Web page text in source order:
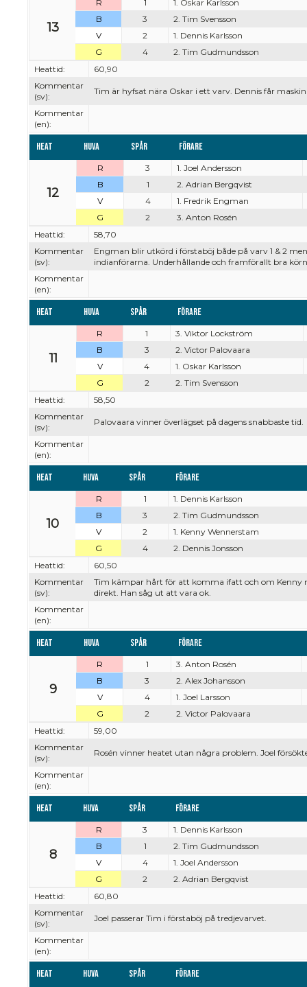
13
R 1
1. Oskar Karlsson
B
3
2. Tim Svensson
V
2
1. Dennis Karlsson
G
4
2. Tim Gudmundsson
Heattid:
60,90
Kommentar
(sv):
Tim är hyfsat nära Oskar i ett varv. Dennis får
Kommentar
(en):
Heat Huva Spår Förare
12
R 3
1. Joel Andersson
B
1
2. Adrian Bergqvist
V
4
1. Fredrik Engman
G
2
3. Anton Rosén
Heattid:
58,70
Kommentar
(sv):
Engman blir utkörd i förstaböj både på varv 1 & 2
indianförarna. Underhållande och framförallt bra
Kommentar
(en):
Heat Huva Spår Förare
11
R 1
3. Viktor Lockström
B
3
2. Victor Palovaara
V
4
1. Oskar Karlsson
G
2
2. Tim Svensson
Heattid:
58,50
Kommentar
(sv):
Palovaara vinner överlägset på dagens snabbaste tid.
Kommentar
(en):
Heat Huva Spår Förare
10
R 1
1. Dennis Karlsson
B
3
2. Tim Gudmundsson
V
2
1. Kenny Wennerstam
G
4
2. Dennis Jonsson
Heattid:
60,50
Kommentar
(sv):
Tim kämpar hårt för att komma ifatt och om Kenny
direkt. Han såg ut att vara ok.
Kommentar
(en):
Heat Huva Spår Förare
9
R 1
3. Anton Rosén
B
3
2. Alex Johansson
V
4
1. Joel Larsson
G
2
2. Victor Palovaara
Heattid:
59,00
Kommentar
(sv):
Rosén vinner heatet utan några problem. Joel
Kommentar
(en):
Heat Huva Spår Förare
8
R 3
1. Dennis Karlsson
B
1
2. Tim Gudmundsson
V
4
1. Joel Andersson
G
2
2. Adrian Bergqvist
Heattid:
60,80
Kommentar
(sv):
Joel passerar Tim i förstaböj på tredjevarvet.
Kommentar
(en):
Heat Huva Spår Förare